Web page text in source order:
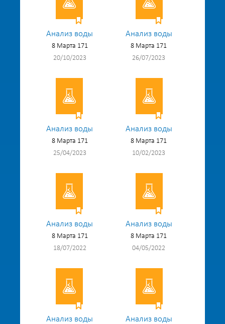
Анализ воды
8 Марта 171
20/10/2023
Анализ воды
8 Марта 171
26/07/2023
Анализ воды
8 Марта 171
25/04/2023
Анализ воды
8 Марта 171
10/02/2023
Анализ воды
8 Марта 171
18/07/2022
Анализ воды
8 Марта 171
04/05/2022
Анализ воды Анализ воды